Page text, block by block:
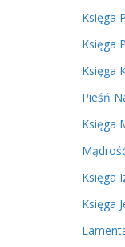
Księga
Księga
Księga
Pieśń
Księga
Księga
Księga